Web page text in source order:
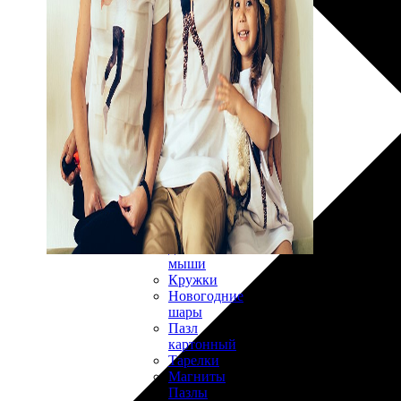
30х40
20х45
30х60
30х90
40х40
40х60
50х70
Пенокартон
Модульные
картины
ФотоПостеры
ФотоПодушки
Фотоcувениры
Значки
Коврик
для
мыши
Кружки
Новогодние
шары
Пазл
картонный
Тарелки
Магниты
Пазлы